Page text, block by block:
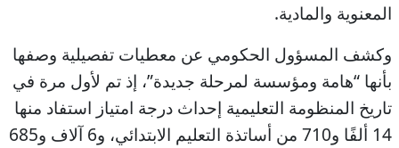
المعنوية والمادية.
وكشف المسؤول الحكومي عن معطيات تفصيلية وصفها
بأنها “هامة ومؤسسة لمرحلة جديدة”، إذ تم لأول مرة في
تاريخ المنظومة التعليمية إحداث درجة امتياز استفاد منها
14 ألفًا و710 من أساتذة التعليم الابتدائي، و6 آلاف و685